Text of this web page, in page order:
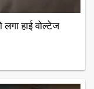
हाई वोल्टेज